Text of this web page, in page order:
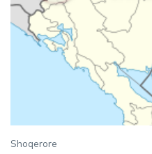
Shoqerore